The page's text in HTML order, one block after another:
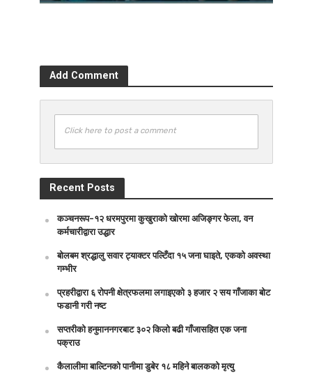
Add Comment
Click here to post a comment
Recent Posts
कञ्चनरूप-१२ धरमपुरमा कुखुराको खोरमा अजिङ्गर फेला, वन
कर्मचारीद्वारा उद्धार
बोलबम श्रद्धालु सवार ट्याक्टर पल्टिँदा १५ जना घाइते, एकको अवस्था
गम्भीर
प्रहरीद्वारा ६ रोपनी क्षेत्रफलमा लगाइएको ३ हजार २ सय गाँजाका बोट
फडानी गरी नष्ट
सप्तरीको हनुमाननगरबाट ३०२ किलो बढी गाँजासहित एक जना
पक्राउ
कैलालीमा बाल्टिनको पानीमा डुबेर १८ महिने बालकको मृत्यु